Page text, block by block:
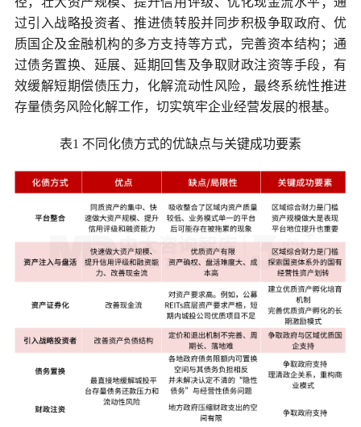
过引入战略投资者、推进债转股并同步积极争取政府、优
质国企及金融机构的多方支持等方式，完善资本结构；通
过债务置换、延展、延期回售及争取财政注资等手段，有
效缓解短期偿债压力，化解流动性风险，最终系统性推进
存量债务风险化解工作，切实筑牢企业经营发展的根基。
表1 不同化债方式的优缺点与关键成功要素